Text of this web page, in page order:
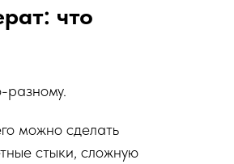
что
разному.
можно сделать
стыки, сложную